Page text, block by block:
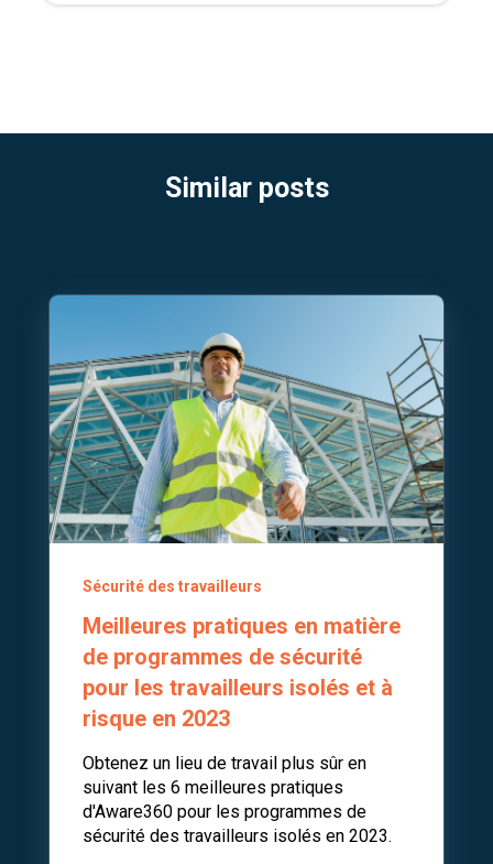
Similar posts
Sécurité des travailleurs
Meilleures pratiques en matière
de programmes de sécurité
pour les travailleurs isolés et à
risque en 2023
Obtenez un lieu de travail plus sûr en
suivant les 6 meilleures pratiques
d'Aware360 pour les programmes de
sécurité des travailleurs isolés en 2023.